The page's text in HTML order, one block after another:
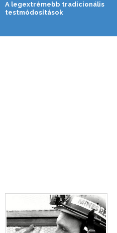
A legextrémebb tradicionális
testmódosítások